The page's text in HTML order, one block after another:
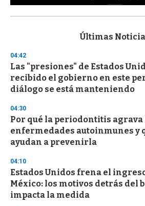
s
d
s
o
f
3
s
e
c
o
n
Últimas
04:42
Las "presiones" de Estados
recibido el gobierno en este
diálogo se está manteniendo
04:30
Por qué la periodontitis agrava
enfermedades autoinmunes y
ayudan a prevenirla
04:10
Estados Unidos frena el
México: los motivos detrás del
impacta la medida